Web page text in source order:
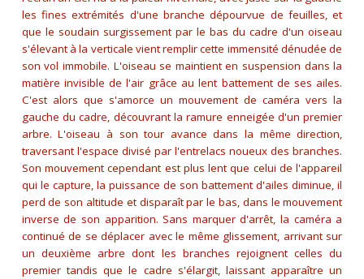
les fines extrémités d'une branche dépourvue de feuilles, et
que le soudain surgissement par le bas du cadre d'un oiseau
s'élevant à la verticale vient remplir cette immensité dénudée de
son vol immobile. L'oiseau se maintient en suspension dans la
matière invisible de l'air grâce au lent battement de ses ailes.
C'est alors que s'amorce un mouvement de caméra vers la
gauche du cadre, découvrant la ramure enneigée d'un premier
arbre. L'oiseau à son tour avance dans la même direction,
traversant l'espace divisé par l'entrelacs noueux des branches.
Son mouvement cependant est plus lent que celui de l'appareil
qui le capture, la puissance de son battement d'ailes diminue, il
perd de son altitude et disparaît par le bas, dans le mouvement
inverse de son apparition. Sans marquer d'arrêt, la caméra a
continué de se déplacer avec le même glissement, arrivant sur
un deuxième arbre dont les branches rejoignent celles du
premier tandis que le cadre s'élargit, laissant apparaître un